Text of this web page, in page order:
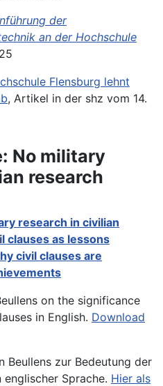
der
an der Hochschule
Flensburg lehnt
, Artikel in der shz vom 14.
No military
research
research in civilian
clauses as lessons
civil clauses are
on the significance
in English. Download
Beullens zur Bedeutung der
Sprache. Hier als